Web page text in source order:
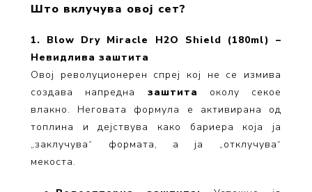
Што вклучува овој сет?
1. Blow Dry Miracle H2O Shield (180ml) –
Невидлива заштита
Овој револуционерен спреј кој не се измива
создава напредна заштита околу секое
влакно. Неговата формула е активирана од
топлина и дејствува како бариера која ја
„заклучува“ формата, а ја „отклучува“
мекоста.